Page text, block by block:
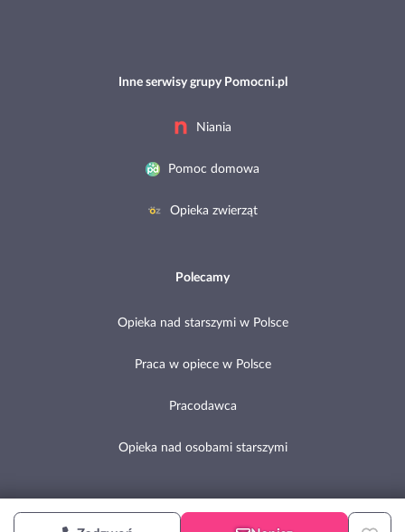
Inne serwisy grupy Pomocni.pl
Niania
Pomoc domowa
Opieka zwierząt
Polecamy
Opieka nad starszymi w Polsce
Praca w opiece w Polsce
Pracodawca
Opieka nad osobami starszymi
Copyright © 2002-2026 Pomocni.pl